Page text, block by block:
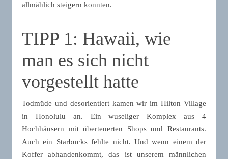
allmählich steigern konnten.
TIPP 1: Hawaii, wie
man es sich nicht
vorgestellt hatte
Todmüde und desorientiert kamen wir im Hilton Village
in Honolulu an. Ein wuseliger Komplex aus 4
Hochhäusern mit überteuerten Shops und Restaurants.
Auch ein Starbucks fehlte nicht. Und wenn einem der
Koffer abhandenkommt, das ist unserem männlichen